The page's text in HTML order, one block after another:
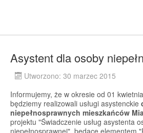
Asystent dla osoby
Utworzono: 30 marzec 2015
Informujemy, że w okresie od 01
będziemy realizowali usługi asystenckie
niepełnosprawnych mieszkańców
projektu "Świadczenie usług asystenta